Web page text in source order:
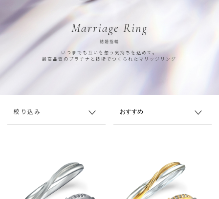
Marriage Ring
結婚指輪
いつまでも互いを想う気持ちを込めて。
最高品質のプラチナと技術でつくられたマリッジリング
絞り込み